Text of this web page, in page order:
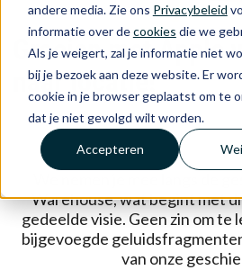
andere media. Zie ons Privacybeleid
informatie over decookies die we
Als je weigert, zal je informatie niet
bij je bezoek aan deze website. Er
cookie in je browser geplaatst om te
dat je niet gevolgd wilt worden.
Accepteren
Groeien met Apple
naar locatie!
We nemen je mee langs de
Warehouse, wat begint met
gedeelde visie. Geen zin om te
bijgevoegde
van onze